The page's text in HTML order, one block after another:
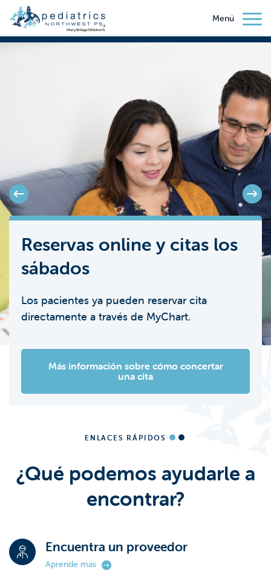
Menú
El Baker Center se
convertirá en la consulta
médica n.º 1
Copagos
¿Tienes alguna duda sobre los pagos?
Reservas online y citas los
sábados
Los pacientes ya pueden reservar cita
directamente a través de MyChart.
Más información sobre cómo concertar
una cita
Reconocimientos médicos
médicas anuales
Listo para el colegio, el deporte y
mucho más.
Información actualizada
sobre el sarampión
¿Qué necesito saber?
ENLACES RÁPIDOS
¿Qué podemos ayudarle a
encontrar?
Encuentra un proveedor
Aprende más